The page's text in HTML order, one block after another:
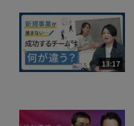
13:17